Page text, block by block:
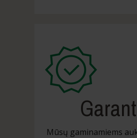
Mūsų gaminamiems